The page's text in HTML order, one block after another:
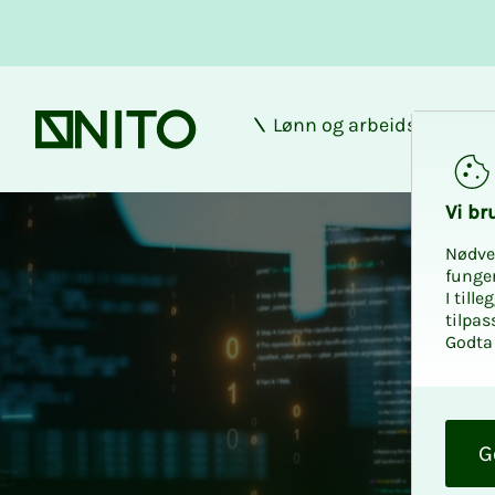
Forsiden
Lønn og arbeidsforhold
Vi
I